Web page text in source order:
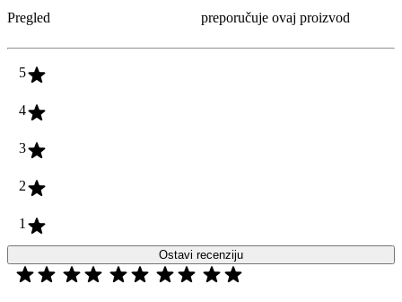
Pregled
preporučuje ovaj proizvod
5
4
3
2
1
Ostavi recenziju